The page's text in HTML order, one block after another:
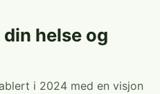
helse og
i 2024 med en visjon